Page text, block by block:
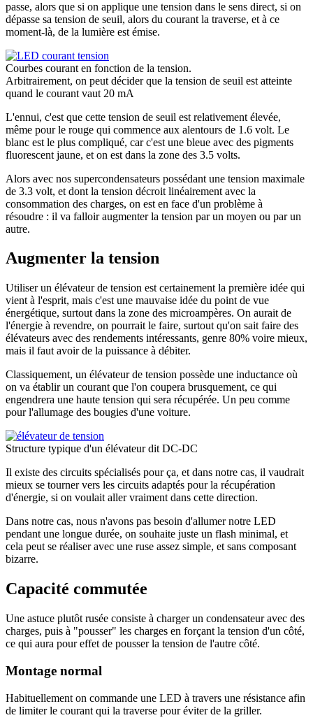
passe, alors que si on applique une tension dans le sens direct, si on
dépasse sa tension de seuil, alors du courant la traverse, et à ce
moment-là, de la lumière est émise.
Courbes courant en fonction de la tension.
Arbitrairement, on peut décider que la tension de seuil est atteinte
quand le courant vaut 20 mA
L'ennui, c'est que cette tension de seuil est relativement élevée,
même pour le rouge qui commence aux alentours de 1.6 volt. Le
blanc est le plus compliqué, car c'est une bleue avec des pigments
fluorescent jaune, et on est dans la zone des 3.5 volts.
Alors avec nos supercondensateurs possédant une tension maximale
de 3.3 volt, et dont la tension décroit linéairement avec la
consommation des charges, on est en face d'un problème à
résoudre : il va falloir augmenter la tension par un moyen ou par un
autre.
Augmenter la tension
Utiliser un élévateur de tension est certainement la première idée qui
vient à l'esprit, mais c'est une mauvaise idée du point de vue
énergétique, surtout dans la zone des microampères. On aurait de
l'énergie à revendre, on pourrait le faire, surtout qu'on sait faire des
élévateurs avec des rendements intéressants, genre 80% voire mieux,
mais il faut avoir de la puissance à débiter.
Classiquement, un élévateur de tension possède une inductance où
on va établir un courant que l'on coupera brusquement, ce qui
engendrera une haute tension qui sera récupérée. Un peu comme
pour l'allumage des bougies d'une voiture.
Structure typique d'un élévateur dit DC-DC
Il existe des circuits spécialisés pour ça, et dans notre cas, il vaudrait
mieux se tourner vers les circuits adaptés pour la récupération
d'énergie, si on voulait aller vraiment dans cette direction.
Dans notre cas, nous n'avons pas besoin d'allumer notre LED
pendant une longue durée, on souhaite juste un flash minimal, et
cela peut se réaliser avec une ruse assez simple, et sans composant
bizarre.
Capacité commutée
Une astuce plutôt rusée consiste à charger un condensateur avec des
charges, puis à "pousser" les charges en forçant la tension d'un côté,
ce qui aura pour effet de pousser la tension de l'autre côté.
Montage normal
Habituellement on commande une LED à travers une résistance afin
de limiter le courant qui la traverse pour éviter de la griller.